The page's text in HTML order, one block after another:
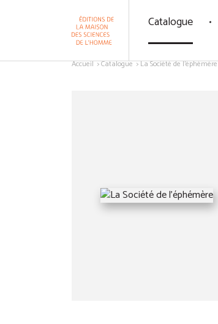
Catalogue
Accueil Catalogue La Société de l'éphémère